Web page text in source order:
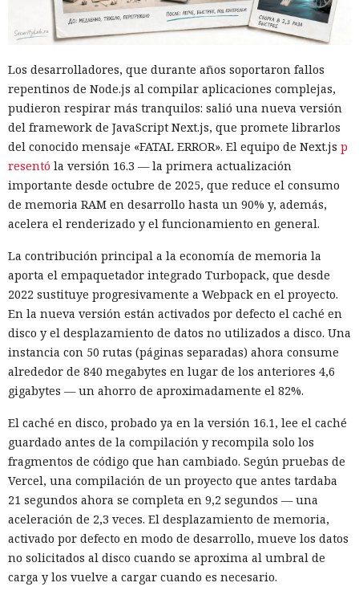
Según el representante de Zenity Michael Bargury, de entre
todos los navegadores con IA probados, Atlas contaba con
sortearlas. Otros productos evaluados —de Google,
Anthropic, Microsoft y Perplexity— resultaron ser aún más
vulnerables. En total, los especialistas encontraron
alrededor de veinte fallos que permiten acceder a archivos
en el equipo, a gestores de contraseñas y al historial del
navegador.
Zenity comunicó los hallazgos a OpenAI ya en enero. La
compañía confirmó que luego reforzó la protección de Atlas
navegador en la aplicación ChatGPT. La propia compañía
dejará de mantener Atlas el 9 de agosto. Como alternativa,
OpenAIofrece a los usuariosla aplicación de escritorio
ChatGPT o la extensión para Chrome.
En Zenity subrayan que los ataques descritos se basan en la
sustitución de instrucciones dentro de páginas que parecen
normales, por lo que confiar únicamente en las
necesitan restricciones más estrictas, que no dependan del
criterio del propio modelo, sobre qué acciones y con qué
nivel de acceso puede ejecutar el navegador de forma
automática.
Inspecciones que forzarán su
salida del mercado: China toma
represalias contra EE. UU. a
través de Palo Alto Networks
12:43 / 07.08.2026
Los desarrolladores, que durante años soportaron fallos
repentinos de Node.js al compilar aplicaciones complejas,
pudieron respirar más tranquilos: salió una nueva versión
del framework de JavaScript Next.js, que promete librarlos
del conocido mensaje «FATAL ERROR». El equipo de Next.js p
resentó la versión 16.3 — la primera actualización
importante desde octubre de 2025, que reduce el consumo
de memoria RAM en desarrollo hasta un 90% y, además,
acelera el renderizado y el funcionamiento en general.
La contribución principal a la economía de memoria la
aporta el empaquetador integrado Turbopack, que desde
2022 sustituye progresivamente a Webpack en el proyecto.
En la nueva versión están activados por defecto el caché en
disco y el desplazamiento de datos no utilizados a disco. Una
instancia con 50 rutas (páginas separadas) ahora consume
alrededor de 840 megabytes en lugar de los anteriores 4,6
gigabytes — un ahorro de aproximadamente el 82%.
El caché en disco, probado ya en la versión 16.1, lee el caché
guardado antes de la compilación y recompila solo los
fragmentos de código que han cambiado. Según pruebas de
Vercel, una compilación de un proyecto que antes tardaba
21 segundos ahora se completa en 9,2 segundos — una
aceleración de 2,3 veces. El desplazamiento de memoria,
activado por defecto en modo de desarrollo, mueve los datos
no solicitados al disco cuando se aproxima al umbral de
carga y los vuelve a cargar cuando es necesario.